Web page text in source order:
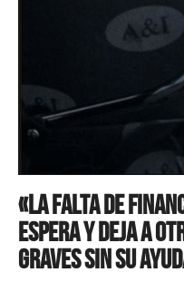
«La falta de
espera y deja a
graves sin su